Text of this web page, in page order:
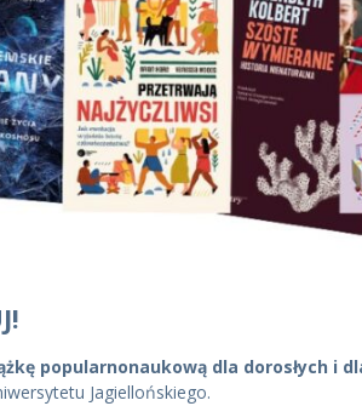
popularnonaukową dla dorosłych i
Jagiellońskiego.